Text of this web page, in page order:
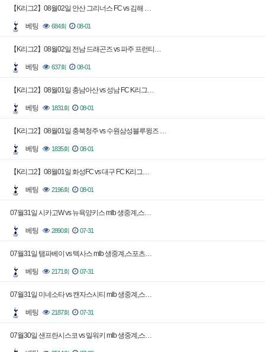
【K리그2】08월02일 안산 그리너스 FC vs 김해 …
베팅 684회 08-01
【K리그2】08월02일 전남 드래곤즈 vs 파주 프런티…
베팅 637회 08-01
【K리그2】08월01일 충남아산 vs 성남 FC K리그…
베팅 1831회 08-01
【K리그2】08월01일 충북청주 vs 수원삼성블루윙즈 …
베팅 1835회 08-01
【K리그2】08월01일 화성FC vs 대구 FC K리그…
베팅 2196회 08-01
07월31일 시카고W vs 뉴욕양키스 mlb 생중계,스…
베팅 2890회 07-31
07월31일 탬파베이 vs 텍사스 mlb 생중계,스포츠…
베팅 2171회 07-31
07월31일 미네소타 vs 캔자스시티 mlb 생중계,스…
베팅 2187회 07-31
07월30일 샌프란시스코 vs 밀워키 mlb 생중계,스…